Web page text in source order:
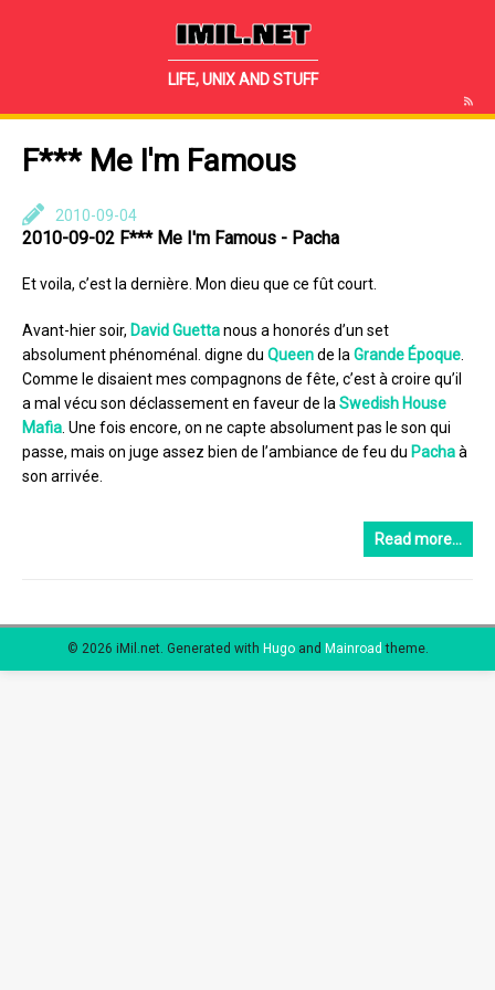
IMIL.NET
LIFE, UNIX AND STUFF
F*** Me I'm Famous
2010-09-04
2010-09-02 F*** Me I'm Famous - Pacha
Et voila, c’est la dernière. Mon dieu que ce fût court.
Avant-hier soir, David Guettanous a honorés d’un set
absolument phénoménal. digne du Queende la Grande Époque
Comme le disaient mes compagnons de fête, c’est à croire qu’il
a mal vécu son déclassement en faveur de la Swedish House
Mafia . Une fois encore, on ne capte absolument pas le son qui
passe, mais on juge assez bien de l’ambiance de feu du Pachaà
son arrivée.
Read more…
© 2026 iMil.net. Generated with Hugoand Mainroad theme.